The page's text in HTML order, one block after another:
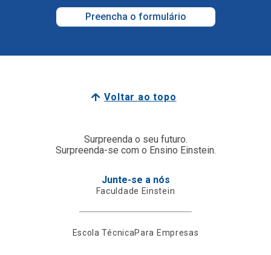
Preencha o formulário
Voltar ao topo
Surpreenda o seu futuro.
Surpreenda-se com o Ensino Einstein.
Junte-se a nós
Faculdade Einstein
Escola TécnicaPara Empresas